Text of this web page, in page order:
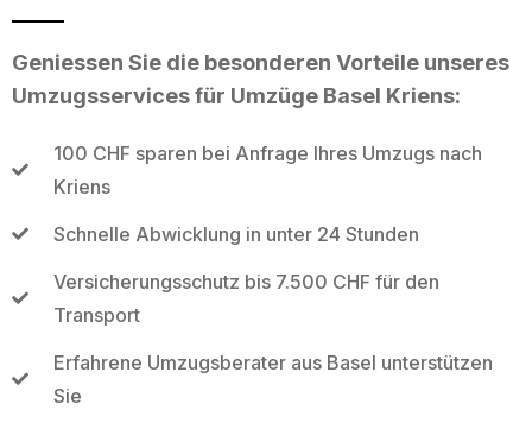
Geniessen Sie die besonderen Vorteile unseres
Umzugsservices für Umzüge Basel Kriens:
100 CHF sparen bei Anfrage Ihres Umzugs nach
Kriens
Schnelle Abwicklung in unter 24 Stunden
Versicherungsschutz bis 7.500 CHF für den
Transport
Erfahrene Umzugsberater aus Basel unterstützen
Sie